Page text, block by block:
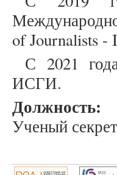
of Journalists -
С 2021
ИСГИ.
Должность:
Ученый